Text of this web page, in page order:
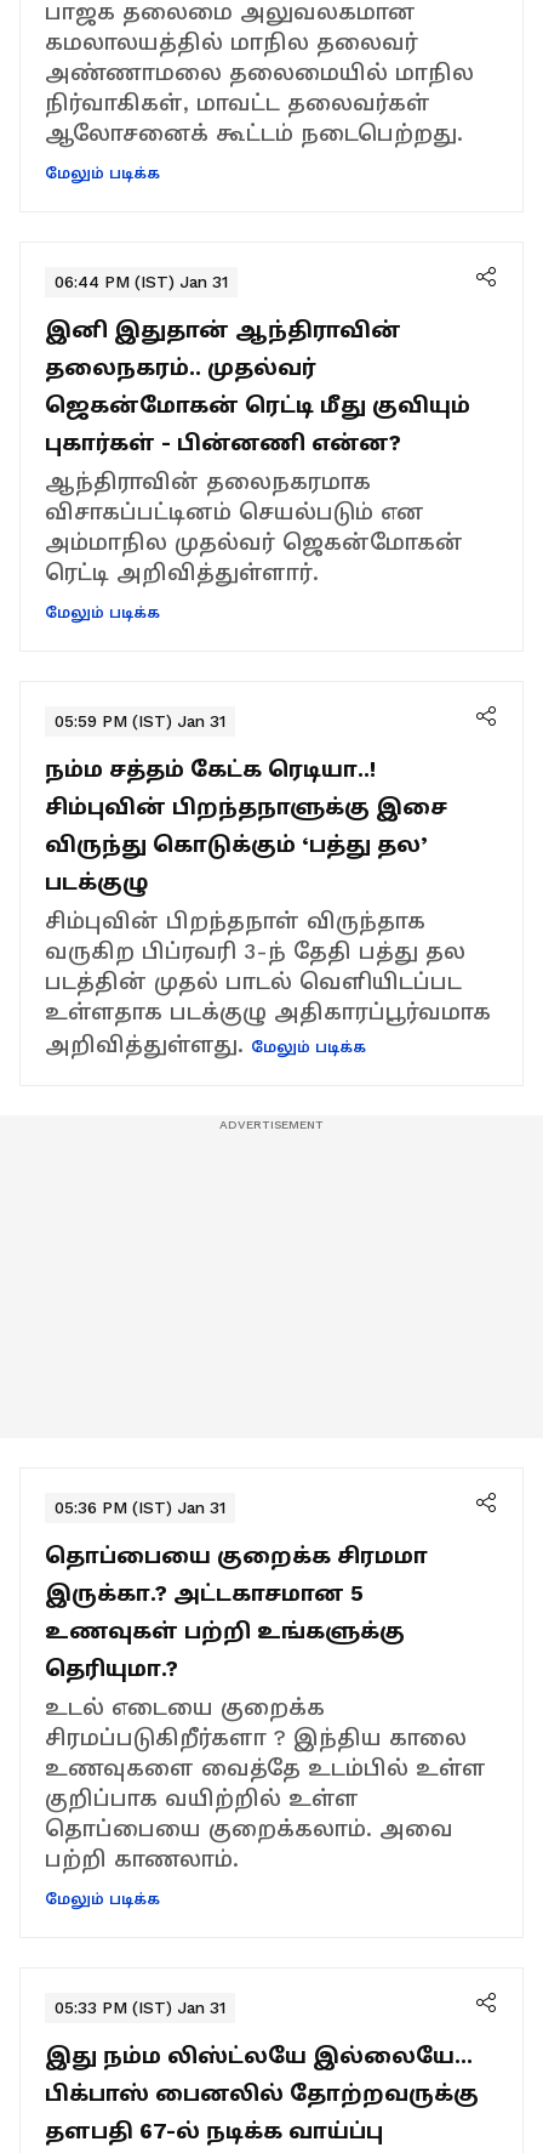
பாஜக தலைமை அலுவலகமான
கமலாலயத்தில் மாநில தலைவர்
அண்ணாமலை தலைமையில் மாநில
நிர்வாகிகள், மாவட்ட தலைவர்கள்
ஆலோசனைக் கூட்டம் நடைபெற்றது.
மேலும் படிக்க
06:44 PM (IST) Jan 31
இனி இதுதான் ஆந்திராவின்
தலைநகரம்.. முதல்வர்
ஜெகன்மோகன் ரெட்டி மீது குவியும்
புகார்கள் - பின்னணி என்ன?
ஆந்திராவின் தலைநகரமாக
விசாகப்பட்டினம் செயல்படும் என
அம்மாநில முதல்வர் ஜெகன்மோகன்
ரெட்டி அறிவித்துள்ளார்.
மேலும் படிக்க
05:59 PM (IST) Jan 31
நம்ம சத்தம் கேட்க ரெடியா..!
சிம்புவின் பிறந்தநாளுக்கு இசை
விருந்து கொடுக்கும் ‘பத்து தல’
படக்குழு
சிம்புவின் பிறந்தநாள் விருந்தாக
வருகிற பிப்ரவரி 3-ந் தேதி பத்து தல
படத்தின் முதல் பாடல் வெளியிடப்பட
உள்ளதாக படக்குழு அதிகாரப்பூர்வமாக
அறிவித்துள்ளது. மேலும் படிக்க
05:36 PM (IST) Jan 31
தொப்பையை குறைக்க சிரமமா
இருக்கா.? அட்டகாசமான 5
உணவுகள் பற்றி உங்களுக்கு
தெரியுமா.?
உடல் எடையை குறைக்க
சிரமப்படுகிறீர்களா ? இந்திய காலை
உணவுகளை வைத்தே உடம்பில் உள்ள
குறிப்பாக வயிற்றில் உள்ள
தொப்பையை குறைக்கலாம். அவை
பற்றி காணலாம்.
மேலும் படிக்க
05:33 PM (IST) Jan 31
இது நம்ம லிஸ்ட்லயே இல்லையே...
பிக்பாஸ் பைனலில் தோற்றவருக்கு
தளபதி 67-ல் நடிக்க வாய்ப்பு